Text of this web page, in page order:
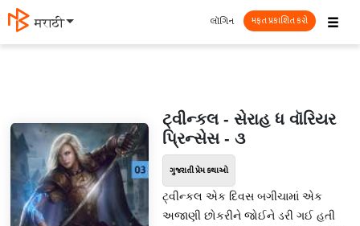
मराठी ☰
લૉગિન મફત પ્રકાશિત કરો
ટ્વીન્કલ - સેરાહ ધ વૉરિયર
પ્રિન્સેસ - ૩
ગુજરાતી પ્રેમ કથાઓ
ટ્વીન્કલ એક દિવસ બગીચામાં એક
અજાણી છોકરીને જોઈને ડરી ગઈ હતી